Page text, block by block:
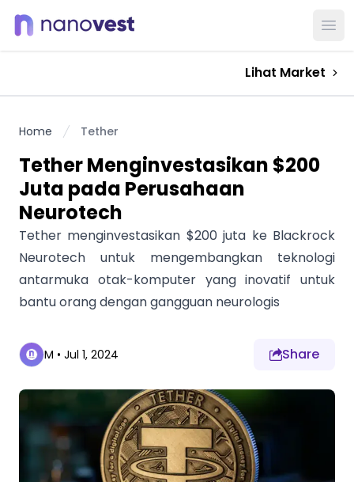
Lihat Market
Home Tether
Tether Menginvestasikan $200
Juta pada Perusahaan
Neurotech
Tether menginvestasikan $200 juta ke Blackrock
Neurotech untuk mengembangkan teknologi
antarmuka otak-komputer yang inovatif untuk
bantu orang dengan gangguan neurologis
M • Jul 1, 2024 Share